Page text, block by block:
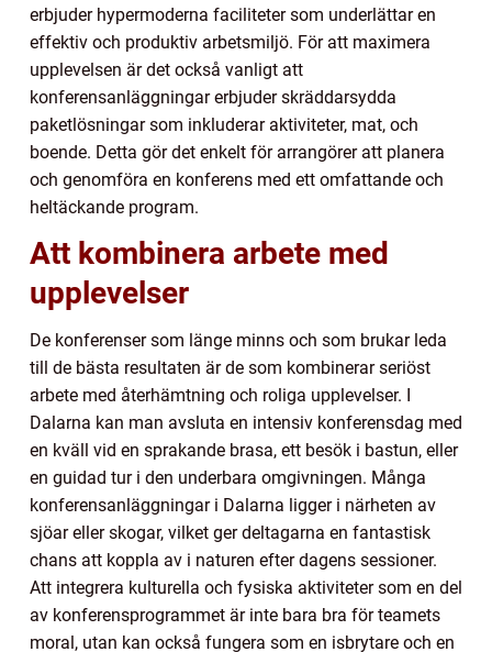
erbjuder hypermoderna faciliteter som underlättar en
effektiv och produktiv arbetsmiljö. För att maximera
upplevelsen är det också vanligt att
konferensanläggningar erbjuder skräddarsydda
paketlösningar som inkluderar aktiviteter, mat, och
boende. Detta gör det enkelt för arrangörer att planera
och genomföra en konferens med ett omfattande och
heltäckande program.
Att kombinera arbete med
upplevelser
De konferenser som länge minns och som brukar leda
till de bästa resultaten är de som kombinerar seriöst
arbete med återhämtning och roliga upplevelser. I
Dalarna kan man avsluta en intensiv konferensdag med
en kväll vid en sprakande brasa, ett besök i bastun, eller
en guidad tur i den underbara omgivningen. Många
konferensanläggningar i Dalarna ligger i närheten av
sjöar eller skogar, vilket ger deltagarna en fantastisk
chans att koppla av i naturen efter dagens sessioner.
Att integrera kulturella och fysiska aktiviteter som en del
av konferensprogrammet är inte bara bra för teamets
moral, utan kan också fungera som en isbrytare och en